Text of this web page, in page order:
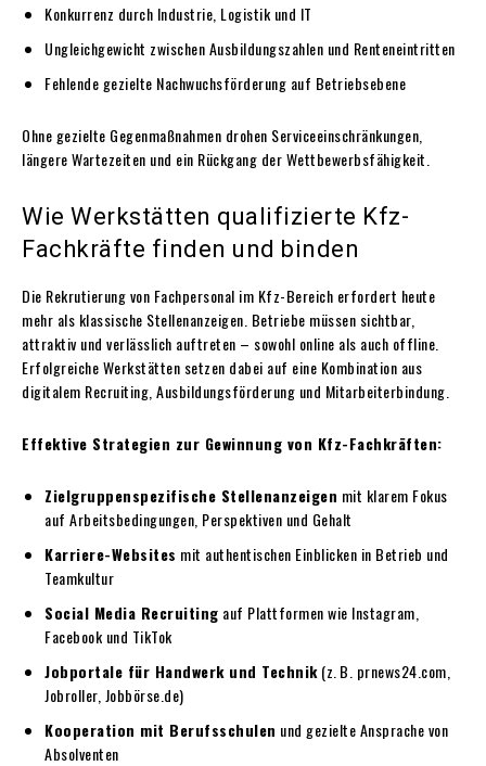
Konkurrenz durch Industrie, Logistik und IT
Ungleichgewicht zwischen Ausbildungszahlen und Renteneintritten
Fehlende gezielte Nachwuchsförderung auf Betriebsebene
Ohne gezielte Gegenmaßnahmen drohen Serviceeinschränkungen,
längere Wartezeiten und ein Rückgang der Wettbewerbsfähigkeit.
Wie Werkstätten qualifizierte Kfz-
Fachkräfte finden und binden
Die Rekrutierung von Fachpersonal im Kfz-Bereich erfordert heute
mehr als klassische Stellenanzeigen. Betriebe müssen sichtbar,
attraktiv und verlässlich auftreten – sowohl online als auch offline.
Erfolgreiche Werkstätten setzen dabei auf eine Kombination aus
digitalem Recruiting, Ausbildungsförderung und Mitarbeiterbindung.
Effektive Strategien zur Gewinnung von Kfz-Fachkräften:
Zielgruppenspezifische Stellenanzeigen mit klarem Fokus
auf Arbeitsbedingungen, Perspektiven und Gehalt
Karriere-Websites mit authentischen Einblicken in Betrieb und
Teamkultur
Social Media Recruiting auf Plattformen wie Instagram,
Facebook und TikTok
Jobportale für Handwerk und Technik(z. B. prnews24.com,
Jobroller, Jobbörse.de)
Kooperation mit Berufsschulen und gezielte Ansprache von
Absolventen